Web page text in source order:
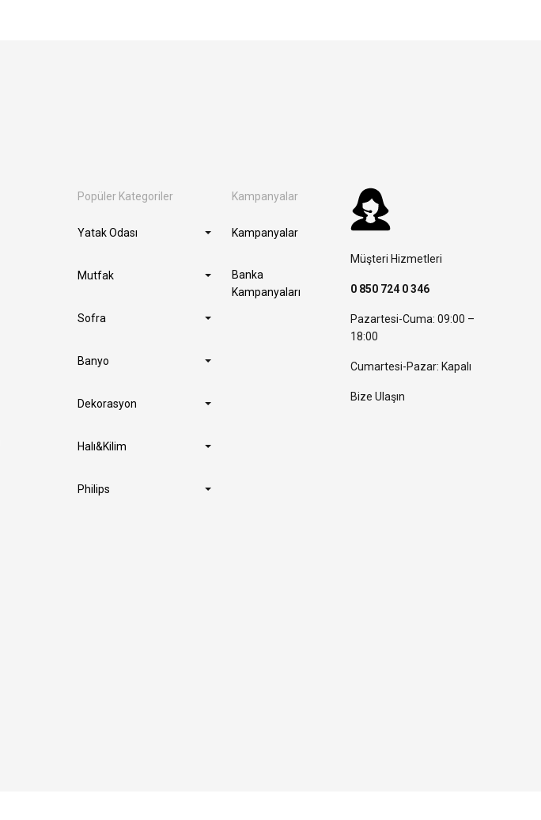
Popüler Kategoriler
Yatak Odası
Mutfak
Sofra
Banyo
Dekorasyon
Halı&Kilim
Philips
Kampanyalar
Kampanyalar
Banka
Kampanyaları
Müşteri Hizmetleri
0 850 724 0 346
Pazartesi-Cuma: 09:00 –
18:00
Cumartesi-Pazar: Kapalı
Bize Ulaşın